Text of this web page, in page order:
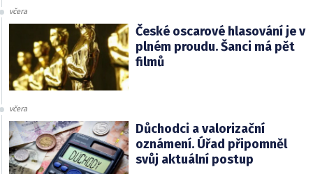
včera
České oscarové hlasování je v
plném proudu. Šanci má pět
filmů
včera
Důchodci a valorizační
oznámení. Úřad připomněl
svůj aktuální postup